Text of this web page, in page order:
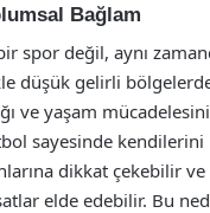
Bağlam
spor değil, aynı
düşük gelirli
ve yaşam
sayesinde kendilerini
dikkat çekebilir ve
elde edebilir. Bu